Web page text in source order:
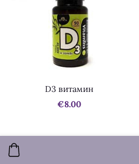
D3 витамин
€8.00